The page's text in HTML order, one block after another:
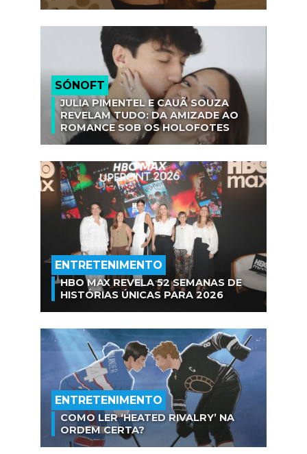
SÓNOFT
JULIA PIMENTEL E CAUÃ SOUZA
REVELAM TUDO: DA AMIZADE AO
ROMANCE SOB OS HOLOFOTES
ENTRETENIMENTO
HBO MAX REVELA 52 SEMANAS DE
HISTÓRIAS ÚNICAS PARA 2026
ENTRETENIMENTO
COMO LER ‘HEATED RIVALRY’ NA
ORDEM CERTA?